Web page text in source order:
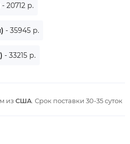
- 20712 р.
- 35945 р.
- 33215 р.
из США . Срок поставки 30-35 суток